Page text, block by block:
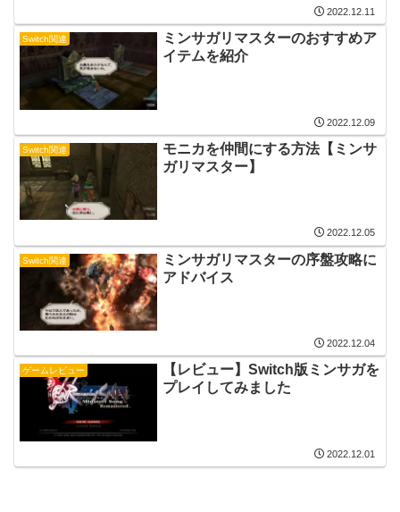
2022.12.11
Switch関連
ミンサガリマスターのおすすめア
イテムを紹介
2022.12.09
Switch関連
モニカを仲間にする方法【ミンサ
ガリマスター】
2022.12.05
Switch関連
ミンサガリマスターの序盤攻略に
アドバイス
2022.12.04
ゲームレビュー
【レビュー】Switch版ミンサガを
プレイしてみました
2022.12.01